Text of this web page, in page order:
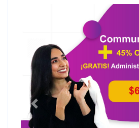
Anterior